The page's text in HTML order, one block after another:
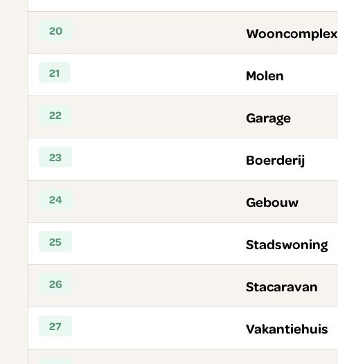
20 Wooncomplex
21 Molen
22 Garage
23 Boerderij
24 Gebouw
25 Stadswoning
26 Stacaravan
27 Vakantiehuis